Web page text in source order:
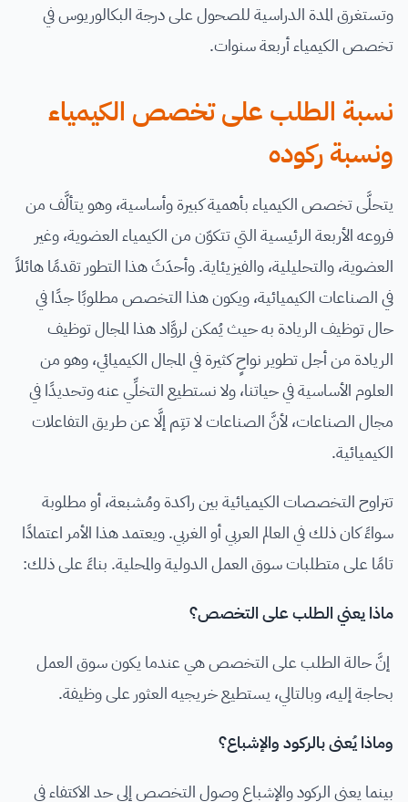
وتستغرق المدة الدراسية للصحول على درجة البكالوريوس في
تخصص الكيمياء أربعة سنوات.
نسبة الطلب على تخصص الكيمياء
ونسبة ركوده
يتحلَّى تخصص الكيمياء بأهمية كبيرة وأساسية، وهو يتألَّف من
فروعه الأربعة الرئيسية التي تتكوّن من الكيمياء العضوية، وغير
العضوية، والتحليلية، والفيزيئاية. وأحدَثَ هذا التطور تقدمًا هائلاً
في الصناعات الكيميائية، ويكون هذا التخصص مطلوبًا جدًا في
حال توظيف الريادة به حيث يُمكن لروَّاد هذا المجال توظيف
الريادة من أجل تطوير نواحٍ كثيرة في المجال الكيميائي، وهو من
العلوم الأساسية في حياتنا، ولا نستطيع التخلِّي عنه وتحديدًا في
مجال الصناعات، لأنَّ الصناعات لا تتِم إلَّا عن طريق التفاعلات
الكيميائية.
تتراوح التخصصات الكيميائية بين راكدة ومُشبعة، أو مطلوبة
سواءً كان ذلك في العالم العربي أو الغربي. ويعتمد هذا الأمر اعتمادًا
تامًا على متطلبات سوق العمل الدولية والمحلية. بناءً على ذلك:
ماذا يعني الطلب على التخصص؟
إنَّ حالة الطلب على التخصص هي عندما يكون سوق العمل
بحاجة إليه، وبالتالي، يستطيع خريجيه العثور على وظيفة.
وماذا يُعنى بالركود والإشباع؟
بينما يعني الركود والإشباع وصول التخصص إلى حد الاكتفاء في